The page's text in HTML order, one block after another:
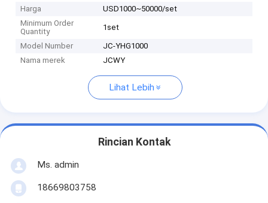
Harga
USD1000~50000/set
Minimum Order
Quantity
1set
Model Number
JC-YHG1000
Nama merek
JCWY
Lihat Lebih
Rincian Kontak
Ms. admin
18669803758